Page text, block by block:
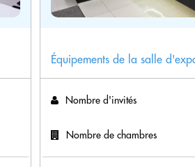
Équipements de la salle
Nombre d'invités
Nombre de chambres